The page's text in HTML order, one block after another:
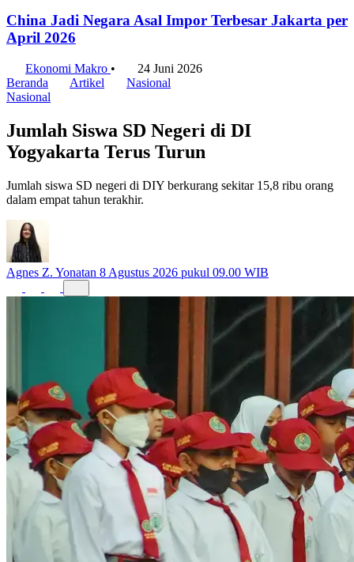
China Jadi Negara Asal Impor Terbesar Jakarta per
April 2026
Ekonomi Makro •
24 Juni 2026
Beranda
Artikel
Nasional
Nasional
Jumlah Siswa SD Negeri di DI
Yogyakarta Terus Turun
Jumlah siswa SD negeri di DIY berkurang sekitar 15,8 ribu orang
dalam empat tahun terakhir.
Agnes Z. Yonatan 8 Agustus 2026 pukul 09.00 WIB